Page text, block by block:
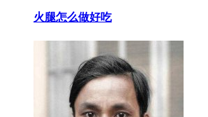
​火腿怎么做好吃